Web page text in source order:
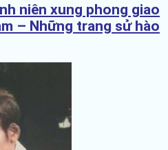
niên xung phong giao
– Những trang sử hào